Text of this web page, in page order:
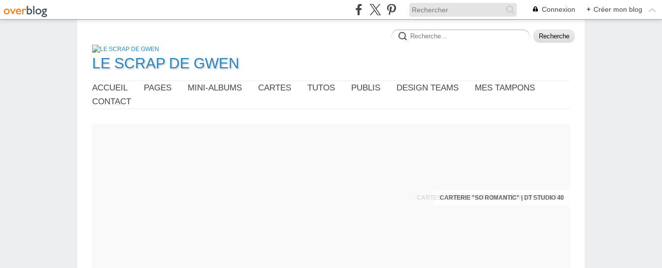
Connexion + Créer mon blog
LE SCRAP DE GWEN
ACCUEIL PAGES MINI-ALBUMS CARTES TUTOS PUBLIS DESIGN TEAMS
MES TAMPONS
CONTACT
CARTERIE "SO ROMANTIC" | DT STUDIO 40
CARTES : THÈME PHOTO ET CINÉMA | DT DIY & CIE